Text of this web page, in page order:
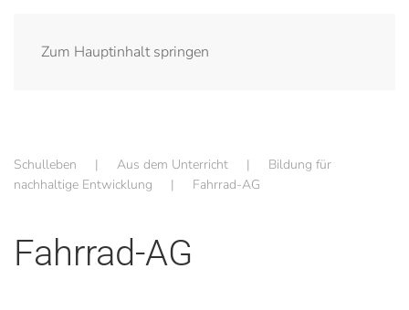
Zum Hauptinhalt springen
Schulleben Aus dem Unterricht
Bildung für
nachhaltige Entwicklung
Fahrrad-AG
Fahrrad-AG